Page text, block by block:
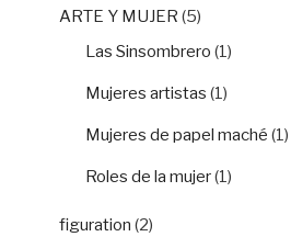
ARTE Y MUJER (5)
Las Sinsombrero (1)
Mujeres artistas (1)
Mujeres de papel maché (1)
Roles de la mujer(1)
figuration (2)